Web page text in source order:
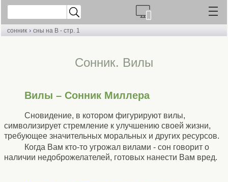
сонник › сны на В - стр. 1
Cонник. Вилы
Вилы – Сонник Миллера
Сновидение, в котором фигурируют вилы,
символизирует стремление к улучшению своей жизни,
требующее значительных моральных и других ресурсов.
Когда Вам кто-то угрожал вилами - сон говорит о
наличии недоброжелателей, готовых нанести Вам вред.